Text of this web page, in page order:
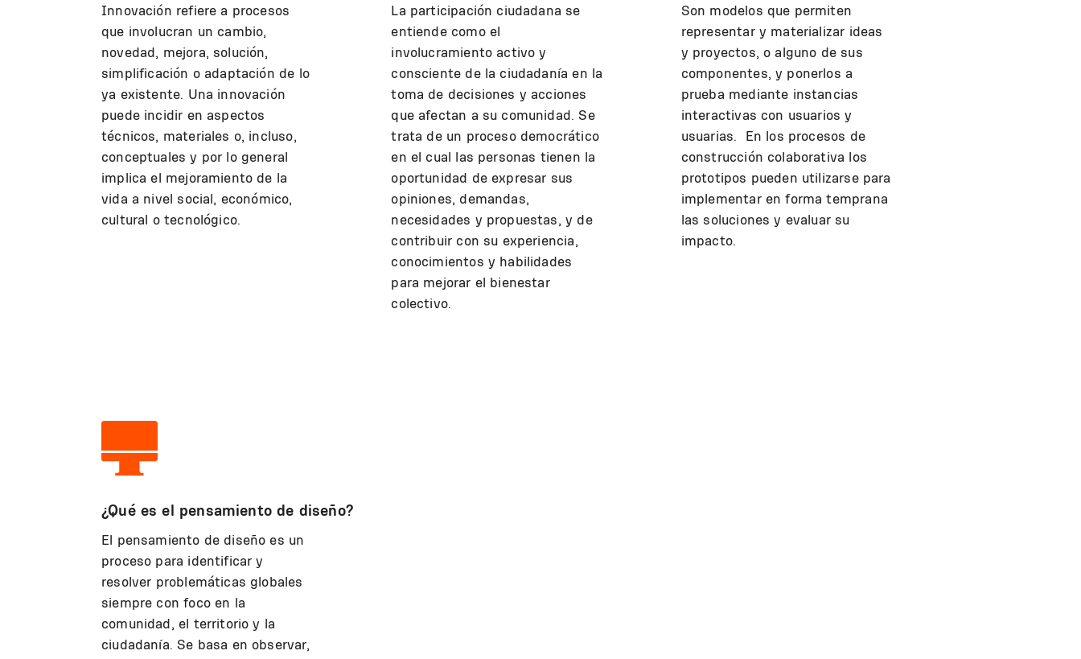
Innovación refiere a procesos
que involucran un cambio,
novedad, mejora, solución,
simplificación o adaptación de lo
ya existente. Una innovación
puede incidir en aspectos
técnicos, materiales o, incluso,
conceptuales y por lo general
implica el mejoramiento de la
vida a nivel social, económico,
cultural o tecnológico.
La participación ciudadana se
entiende como el
involucramiento activo y
consciente de la ciudadanía en la
toma de decisiones y acciones
que afectan a su comunidad. Se
trata de un proceso democrático
en el cual las personas tienen la
oportunidad de expresar sus
opiniones, demandas,
necesidades y propuestas, y de
contribuir con su experiencia,
conocimientos y habilidades
para mejorar el bienestar
colectivo.
Son modelos que permiten
representar y materializar ideas
y proyectos, o alguno de sus
componentes, y ponerlos a
prueba mediante instancias
interactivas con usuarios y
usuarias. En los procesos de
construcción colaborativa los
prototipos pueden utilizarse para
implementar en forma temprana
las soluciones y evaluar su
impacto.
¿Qué es el pensamiento de diseño?
El pensamiento de diseño es un
proceso para identificar y
resolver problemáticas globales
siempre con foco en la
comunidad, el territorio y la
ciudadanía. Se basa en observar,